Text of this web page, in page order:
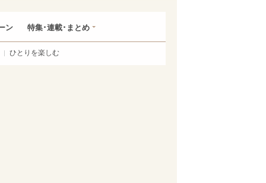
ン 特集･連載･まとめ
ひとりを楽しむ